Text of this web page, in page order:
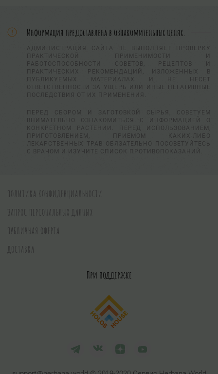
Информация предоставлена в ознакомительных целях.
АДМИНИСТРАЦИЯ САЙТА НЕ ВЫПОЛНЯЕТ ПРОВЕРКУ
ПРАКТИЧЕСКОЙ ПРИМЕНИМОСТИ И
РАБОТОСПОСОБНОСТИ СОВЕТОВ, РЕЦЕПТОВ И
ПРАКТИЧЕСКИХ РЕКОМЕНДАЦИЙ, ИЗЛОЖЕННЫХ В
ПУБЛИКУЕМЫХ МАТЕРИАЛАХ И НЕ НЕСЕТ
ОТВЕТСТВЕННОСТИ ЗА УЩЕРБ ИЛИ ИНЫЕ НЕГАТИВНЫЕ
ПОСЛЕДСТВИЯ ОТ ИХ ПРИМЕНЕНИЯ.
ПЕРЕД СБОРОМ И ЗАГОТОВКОЙ СЫРЬЯ, СОВЕТУЕМ
ВНИМАТЕЛЬНО ОЗНАКОМИТЬСЯ С ИНФОРМАЦИЕЙ О
КОНКРЕТНОМ РАСТЕНИИ. ПЕРЕД ИСПОЛЬЗОВАНИЕМ,
ПРИГОТОВЛЕНИЕМ, ПРИЕМОМ КАКИХ-ЛИБО
ЛЕКАРСТВЕННЫХ ТРАВ ОБЯЗАТЕЛЬНО ПОСОВЕТУЙТЕСЬ
С ВРАЧОМ И ИЗУЧИТЕ СПИСОК ПРОТИВОПОКАЗАНИЙ.
ПОЛИТИКА КОНФИДЕНЦИАЛЬНОСТИ
ЗАПРОС ПЕРСОНАЛЬНЫХ ДАННЫХ
ПУБЛИЧНАЯ ОФЕРТА
ДОСТАВКА
При поддержке